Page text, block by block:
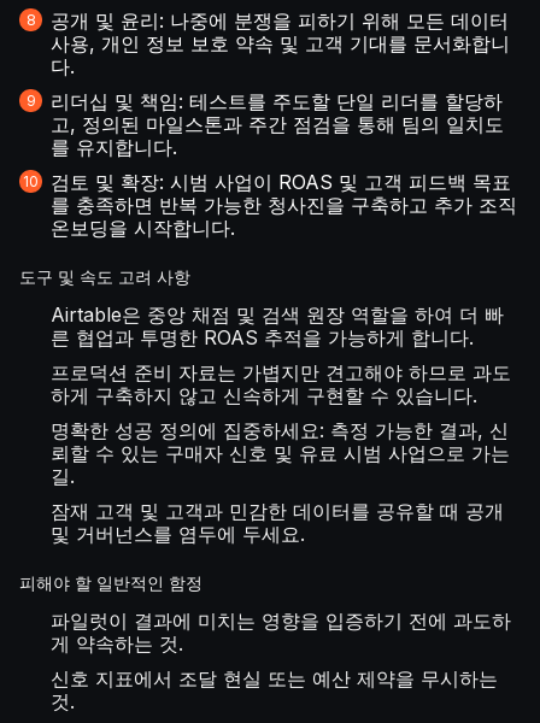
공개 및 윤리: 나중에 분쟁을 피하기 위해 모든 데이터
사용, 개인 정보 보호 약속 및 고객 기대를 문서화합니
다.
리더십 및 책임: 테스트를 주도할 단일 리더를 할당하
고, 정의된 마일스톤과 주간 점검을 통해 팀의 일치도
를 유지합니다.
검토 및 확장: 시범 사업이 ROAS 및 고객 피드백 목표
를 충족하면 반복 가능한 청사진을 구축하고 추가 조직
온보딩을 시작합니다.
도구 및 속도 고려 사항
Airtable은 중앙 채점 및 검색 원장 역할을 하여 더 빠
른 협업과 투명한 ROAS 추적을 가능하게 합니다.
프로덕션 준비 자료는 가볍지만 견고해야 하므로 과도
하게 구축하지 않고 신속하게 구현할 수 있습니다.
명확한 성공 정의에 집중하세요: 측정 가능한 결과, 신
뢰할 수 있는 구매자 신호 및 유료 시범 사업으로 가는
길.
잠재 고객 및 고객과 민감한 데이터를 공유할 때 공개
및 거버넌스를 염두에 두세요.
피해야 할 일반적인 함정
파일럿이 결과에 미치는 영향을 입증하기 전에 과도하
게 약속하는 것.
신호 지표에서 조달 현실 또는 예산 제약을 무시하는
것.